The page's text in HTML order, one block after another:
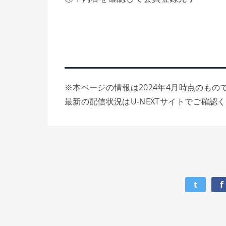
※本ページの情報は2024年4月時点のもので
最新の配信状況はU-NEXTサイトでご確認
t f